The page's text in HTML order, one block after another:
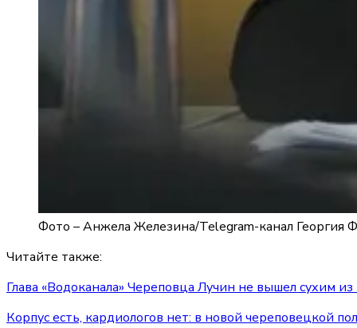
Фото –Анжела Железина/Telegram-канал Георгия
Читайте также:
Глава «Водоканала» Череповца Лучин не вышел сухим
Корпус есть, кардиологов нет: в новой череповецкой